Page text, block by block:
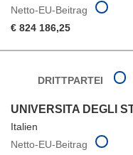
Netto-EU-Beitrag
€ 824 186,25
DRITTPARTEI
UNIVERSITA DEGLI
Italien
Netto-EU-Beitrag